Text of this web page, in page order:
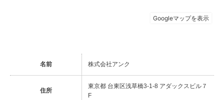
名前 株式会社アンク
住所
東京都 台東区浅草橋3-1-8 アダックスビル７
F